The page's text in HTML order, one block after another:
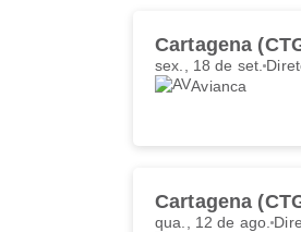
Cartagena
sex., 18 de set.
Avianca
Cartagena
qua., 12 de ago.